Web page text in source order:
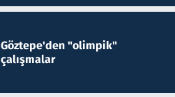
Göztepe'den "olimpik"
çalışmalar